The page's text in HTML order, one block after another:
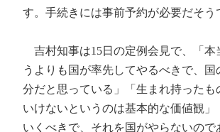
す。手続きには事前予約が必要だそう
吉村知事は15日の定例会見で、「本
うよりも国が率先してやるべきで、
分だと思っている」「生まれ持ったも
いけないというのは基本的な価値観」
いくべきで、それを国がやらないので